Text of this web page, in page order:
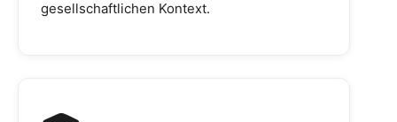
gesellschaftlichen Kontext.